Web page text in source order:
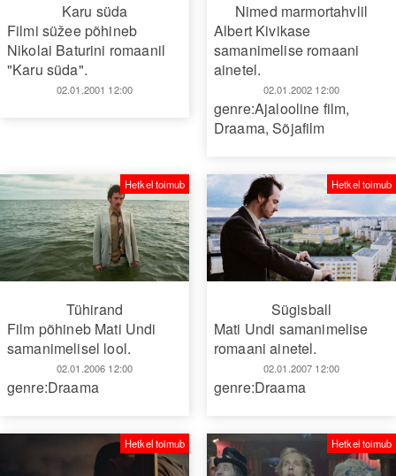
Karu süda
Filmi süžee põhineb
Nikolai Baturini romaanil
"Karu süda".
02.01.2001 12:00
Nimed marmortahvlil
Albert Kivikase
samanimelise romaani
ainetel.
02.01.2002 12:00
genre:Ajalooline film,
Draama,Sõjafilm
Tühirand
Film põhineb Mati Undi
samanimelisel lool.
02.01.2006 12:00
Hetkel toimub
genre:Draama
Sügisball
Mati Undi samanimelise
romaani ainetel.
02.01.2007 12:00
Hetkel toimub
genre:Draama
Hetkel toimub Hetkel toimub